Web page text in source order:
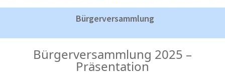
Grußwort
Bürgermeisterbrief
Bekanntmachungen
Priener Marktblatt
Bürgerversammlung
Bürgerversammlung 2025 –
Präsentation